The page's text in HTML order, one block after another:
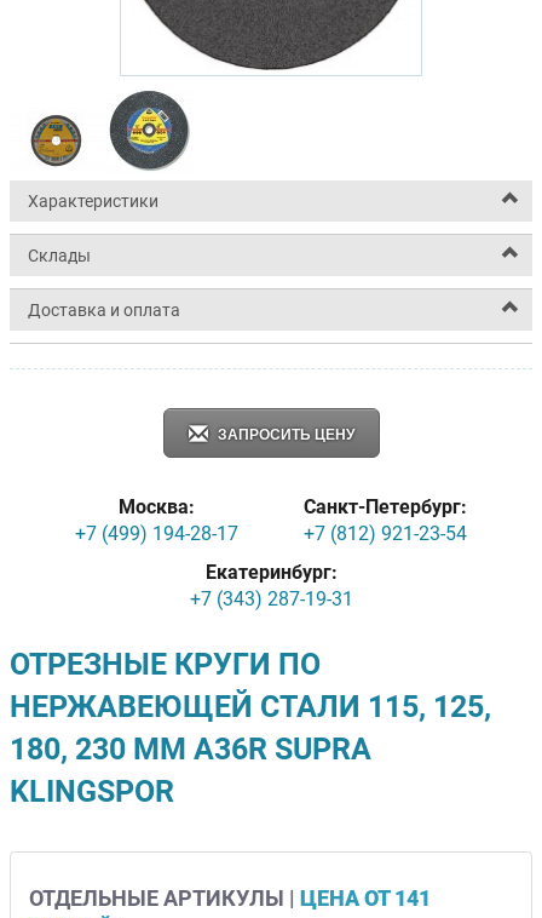
Характеристики
Склады
Доставка и оплата
ЗАПРОСИТЬ ЦЕНУ
Москва:
+7 (499) 194-28-17
Санкт-Петербург:
+7 (812) 921-23-54
Екатеринбург:
+7 (343) 287-19-31
ОТРЕЗНЫЕ КРУГИ ПО
НЕРЖАВЕЮЩЕЙ СТАЛИ 115, 125,
180, 230 ММ A36R SUPRA
KLINGSPOR
ОТДЕЛЬНЫЕ АРТИКУЛЫ | ЦЕНА ОТ 141